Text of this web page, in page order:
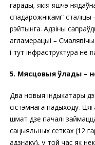
гарады, якія яшчэ
спадарожнікамі”
рэйтынга. Адзіны
агламерацыі –
і тут інфраструктура не
5. Мясцовыя ўлады –
Два новыя індыкатары
сістэмнага падыходу.
шмат дзе пачалі
сацыяльных сетках (12
адзнаку), у той час як